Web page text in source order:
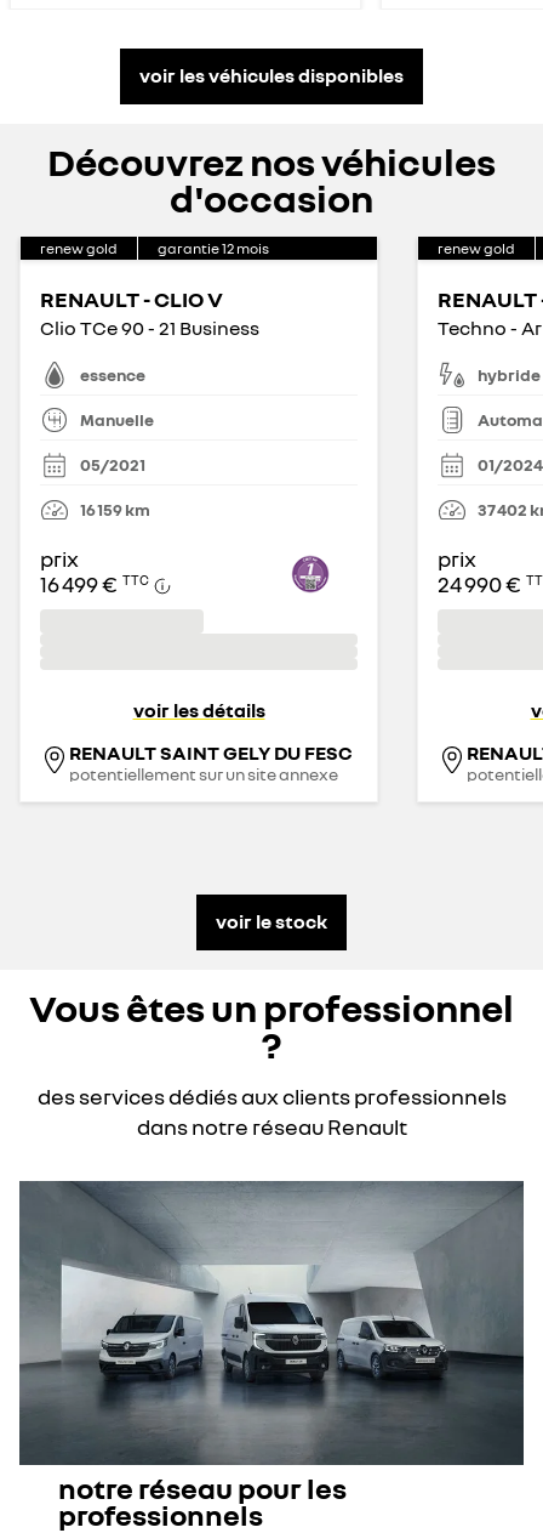
voir les véhicules disponibles
Découvrez nos véhicules
d'occasion
renew gold garantie12 mois
RENAULT - CLIO V
Clio TCe 90 - 21 Business
essence
Manuelle
05/2021
16 159km
prix
16 499 € TTC
voir les détails
RENAULT SAINT GELY DU FESC
potentiellement sur un site annexe
renew gold
Techno -
hybride
01/2024
37 402
prix
24 990 €
voir le stock
Vous êtes un professionnel
?
des services dédiés aux clients professionnels
dans notre réseau Renault
notre réseau pour les
professionnels